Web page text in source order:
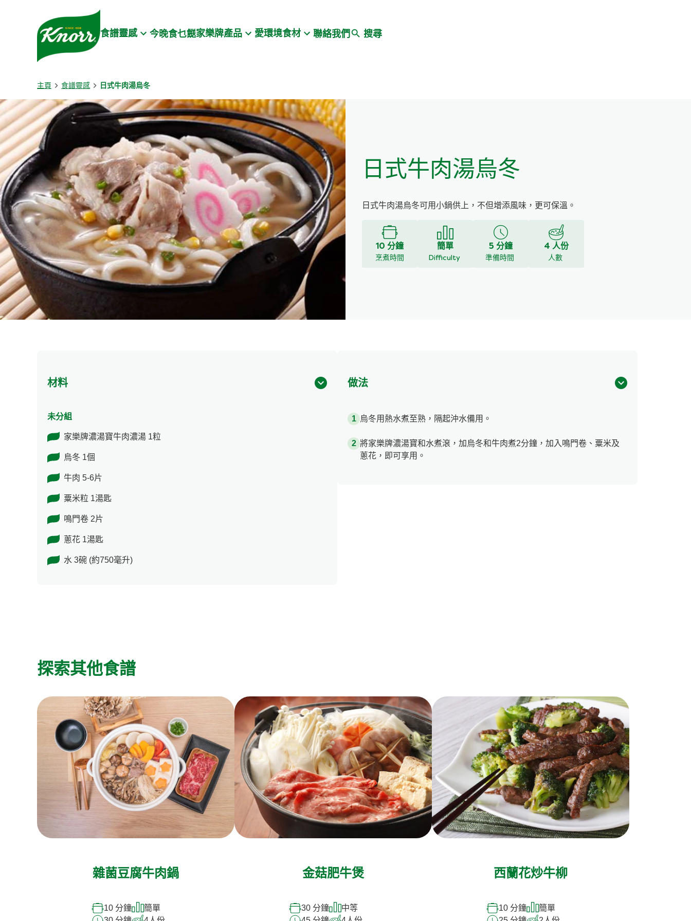
Skip to:
食譜靈感 今晚食乜餸家樂牌產品 愛環境食材 聯絡我們 搜尋
主頁 食譜靈感 日式牛肉湯烏冬
日式牛肉湯烏冬
日式牛肉湯烏冬可用小鍋供上，不但增添風味，更可保溫。
10 分鐘
烹煮時間
簡單
Difficulty
5 分鐘
準備時間
4 人份
人數
材料
未分組
家樂牌濃湯寶牛肉濃湯 1粒
烏冬 1個
牛肉 5-6片
粟米粒 1湯匙
鳴門卷 2片
蔥花 1湯匙
水 3碗 (約750毫升)
做法
烏冬用熱水煮至熟，隔起沖水備用。
將家樂牌濃湯寶和水煮滾，加烏冬和牛肉煮2分鐘，加入鳴門卷、粟米及
蔥花，即可享用。
探索其他食譜
雜菌豆腐牛肉鍋
10 分鐘
簡單
金菇肥牛煲
30 分鐘
中等
西蘭花炒牛柳
10 分鐘
簡單